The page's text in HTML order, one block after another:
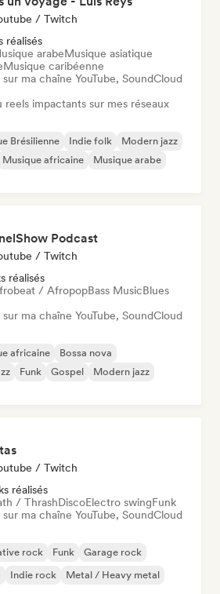
/ Twitch
réalisés
arabeMusique asiatique
Musique caribéenne
ma chaîne YouTube, SoundCloud
reels impactants sur mes réseaux
Brésilienne Indie folk
Modern jazz
Musique africaine
Musique arabe
Podcast
/ Twitch
réalisés
/ AfropopBass MusicBlues
ma chaîne YouTube, SoundCloud
africaine
Bossa nova
Funk Gospel
Modern jazz
/ Twitch
réalisés
/ ThrashDiscoElectro swingFunk
ma chaîne YouTube, SoundCloud
rock Funk
Garage rock
Indie rock Metal / Heavy metal